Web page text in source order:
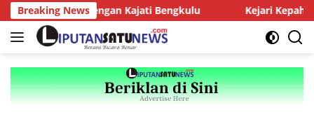
Langsung
ke
konten
Breaking News
dengan Kajati Bengkulu Kejari Kepahiang